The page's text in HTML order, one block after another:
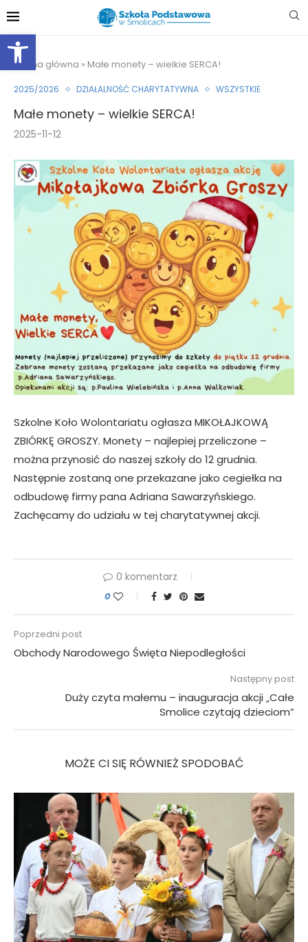
Otwórz pasek narzędzi
Strona główna » Małe monety – wielkie SERCA!
2025/2026 DZIAŁALNOŚĆ CHARYTATYWNA WSZYSTKIE
Małe monety – wielkie SERCA!
2025-11-12
Szkolne Koło Wolontariatu ogłasza MIKOŁAJKOWĄ
ZBIÓRKĘ GROSZY. Monety – najlepiej przeliczone –
można przynosić do naszej szkoły do 12 grudnia.
Następnie zostaną one przekazane jako cegiełka na
odbudowę firmy pana Adriana Sawarzyńskiego.
Zachęcamy do udziału w tej charytatywnej akcji.
0 komentarz
0
Poprzedni post
Obchody Narodowego Święta Niepodległości
Następny post
Duży czyta małemu – inauguracja akcji „Całe
Smolice czytają dzieciom”
MOŻE CI SIĘ RÓWNIEŻ SPODOBAĆ